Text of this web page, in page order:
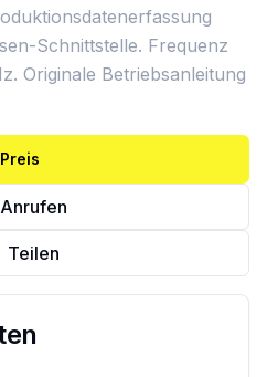
Schnittstelle. Frequenz
Originale Betriebsanleitung
Preis
Anrufen
Teilen